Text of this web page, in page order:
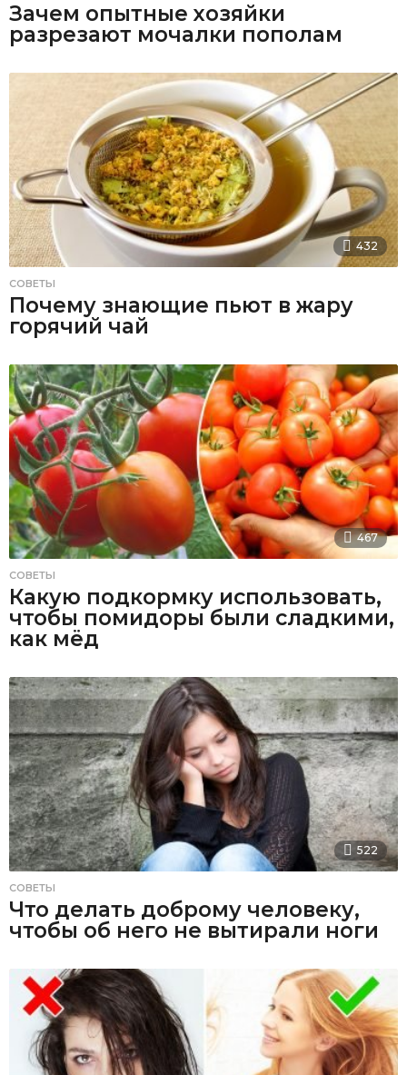
Зачем опытные хозяйки
разрезают мочалки пополам
432
СОВЕТЫ
Почему знающие пьют в жару
горячий чай
467
СОВЕТЫ
Какую подкормку использовать,
чтобы помидоры были сладкими,
как мёд
522
СОВЕТЫ
Что делать доброму человеку,
чтобы об него не вытирали ноги